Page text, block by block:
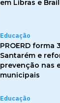
em Libras e
Educação
PROERD forma
Santarém e
prevenção nas
municipais
Educação